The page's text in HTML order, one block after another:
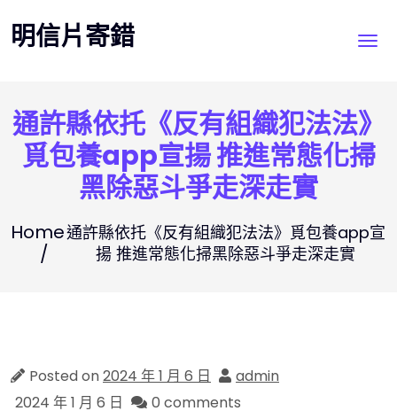
to
content
明信片寄錯
通許縣依托《反有組織犯法法》
覓包養app宣揚 推進常態化掃
黑除惡斗爭走深走實
Home通許縣依托《反有組織犯法法》覓包養app宣
揚 推進常態化掃黑除惡斗爭走深走實
Posted on2024 年 1 月 6 日
admin
2024 年 1 月 6 日
0 comments